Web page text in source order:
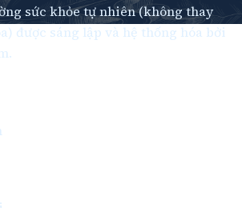
sức khỏe tự nhiên (không thay
được sáng lập và hệ thống hóa bởi